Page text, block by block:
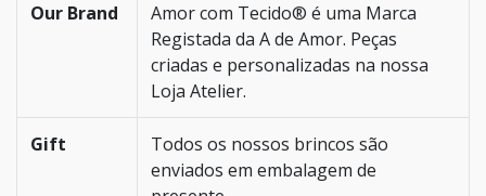
Our Brand
Amor com Tecido® é uma Marca
Registada da A de Amor. Peças
criadas e personalizadas na nossa
Loja Atelier.
Gift
Todos os nossos brincos são
enviados em embalagem de